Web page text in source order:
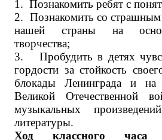
1. Познакомить ребят с
2. Познакомить со
нашей страны на
творчества;
3.
Пробудить в детях
гордости за стойкость
блокады Ленинграда и на
Великой Отечественной
музыкальных
литературы.
Ход классного часа